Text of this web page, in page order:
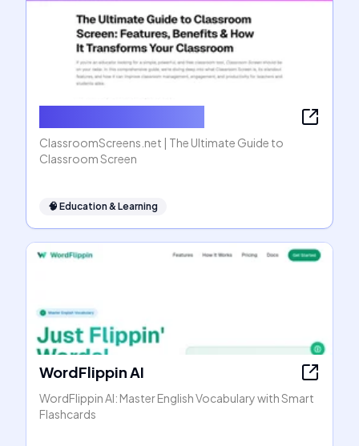
ClassroomScreens.net | The Ultimate Guide to
Classroom Screen
🧠 Education & Learning
WordFlippin AI
WordFlippin AI: Master English Vocabulary with Smart
Flashcards